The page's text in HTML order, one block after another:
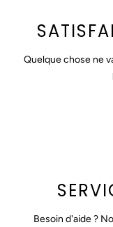
Quelque chose ne
Besoin d'aide ?